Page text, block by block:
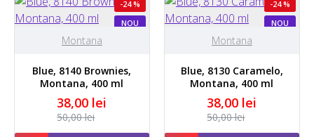
NOU
-24 %
Montana
Blue, 8140 Brownies,
Montana, 400 ml
38,00 lei
50,00 lei
NOU
-24 %
Montana
Blue, 8130 Caramelo,
Montana, 400 ml
38,00 lei
50,00 lei